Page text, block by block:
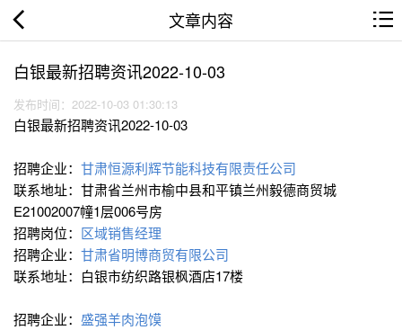
文章内容
白银最新招聘资讯2022-10-03
发布时间：2022-10-03 01:30:13
白银最新招聘资讯2022-10-03
招聘企业： 甘肃恒源利辉节能科技有限责任公司
联系地址：甘肃省兰州市榆中县和平镇兰州毅德商贸城
E21002007幢1层006号房
招聘岗位： 区域销售经理
招聘企业： 甘肃省明博商贸有限公司
联系地址：白银市纺织路银枫酒店17楼
招聘企业： 盛强羊肉泡馍